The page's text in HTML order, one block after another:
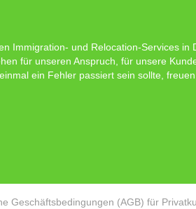
Immigration- und Relocation-Services
für unseren Anspruch, für unsere
ein Fehler passiert sein sollte,
Geschäftsbedingungen (AGB) für